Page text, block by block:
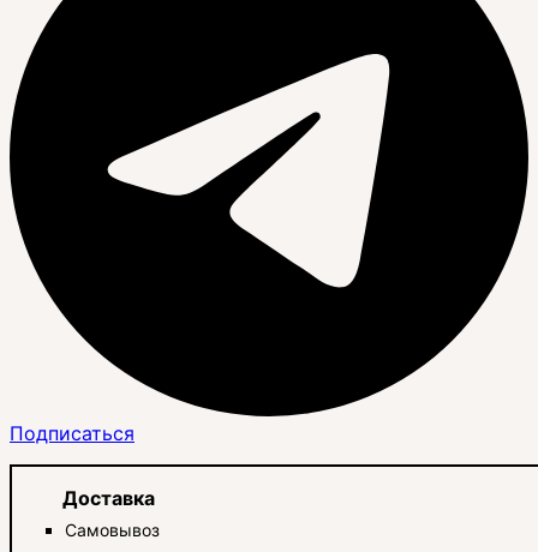
Подписаться
Доставка
Самовывоз